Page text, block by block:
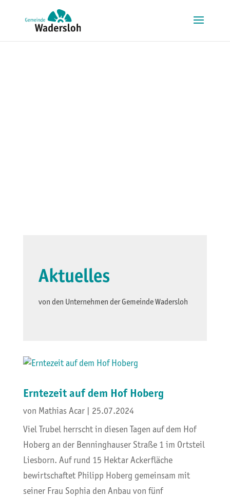
Aktuelles
von den Unternehmen der Gemeinde Wadersloh
Erntezeit auf dem Hof Hoberg
von Mathias Acar| 25.07.2024
Viel Trubel herrscht in diesen Tagen auf dem Hof
Hoberg an der Benninghauser Straße 1 im Ortsteil
Liesborn. Auf rund 15 Hektar Ackerfläche
bewirtschaftet Philipp Hoberg gemeinsam mit
seiner Frau Sophia den Anbau von fünf